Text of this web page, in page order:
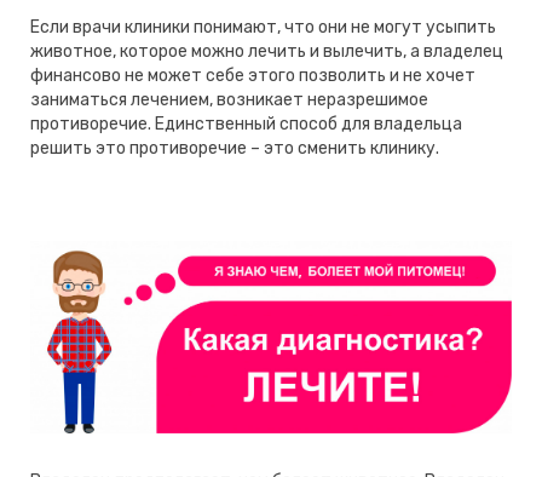
Если врачи клиники понимают, что они не могут усыпить
животное, которое можно лечить и вылечить, а владелец
финансово не может себе этого позволить и не хочет
заниматься лечением, возникает неразрешимое
противоречие. Единственный способ для владельца
решить это противоречие – это сменить клинику.